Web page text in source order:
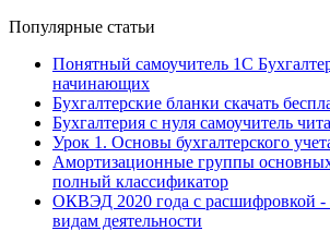
Популярные статьи
Понятный самоучитель 1С
начинающих
Бухгалтерские бланки скачать
Бухгалтерия с нуля самоучитель
Урок 1. Основы бухгалтерского
Амортизационные группы основных
полный классификатор
ОКВЭД 2020 года с расшифровкой -
видам деятельности